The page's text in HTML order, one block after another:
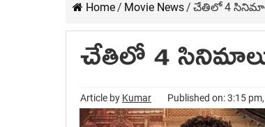
Home/ Movie News/ చేతిలో 4
చేతిలో 4 సినిమాలు
Article by Kumar Published on: 3:15